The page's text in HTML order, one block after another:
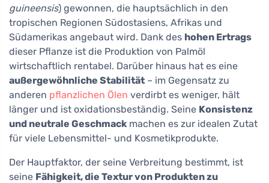
guineensis) gewonnen, die hauptsächlich in den
tropischen Regionen Südostasiens, Afrikas und
Südamerikas angebaut wird. Dank des hohen Ertrags
dieser Pflanze ist die Produktion von Palmöl
wirtschaftlich rentabel. Darüber hinaus hat es eine
außergewöhnliche Stabilität – im Gegensatz zu
anderen pflanzlichen Ölen verdirbt es weniger, hält
länger und ist oxidationsbeständig. Seine Konsistenz
und neutrale Geschmack machen es zur idealen Zutat
für viele Lebensmittel- und Kosmetikprodukte.
Der Hauptfaktor, der seine Verbreitung bestimmt, ist
seine Fähigkeit, die Textur von Produkten zu